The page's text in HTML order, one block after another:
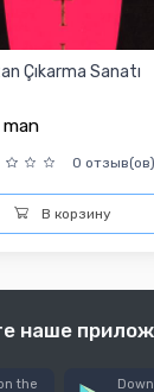
Çıkarma Sanatı
man
0 отзыв(ов)
В корзину
наше
the